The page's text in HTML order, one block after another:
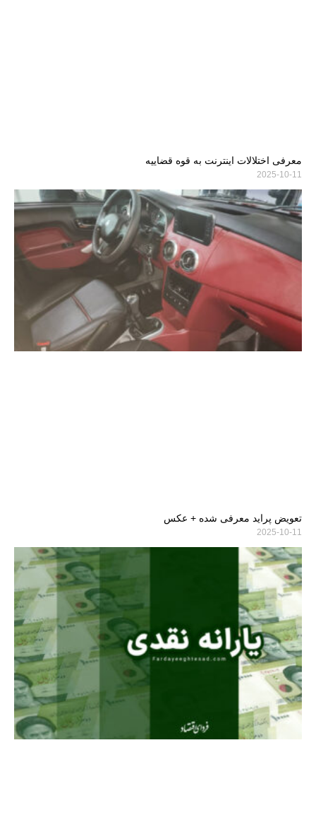
معرفی اختلالات اینترنت به قوه قضاییه
2025-10-11
تعویض پراید معرفی شده + عکس
2025-10-11